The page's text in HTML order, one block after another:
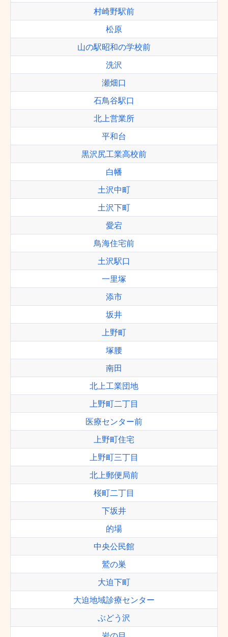
村崎野駅前
松原
山の駅昭和の学校前
洗沢
瀬畑口
石鳥谷駅口
北上営業所
平和台
黒沢尻工業高校前
白幡
土沢中町
土沢下町
愛宕
鳥海住宅前
土沢駅口
一里塚
添市
坂井
上野町
塚腰
南田
北上工業団地
上野町二丁目
医療センター前
上野町住宅
上野町三丁目
北上郵便局前
桜町二丁目
下坂井
的場
中央公民館
鷲の巣
大迫下町
大迫地域診療センター
ぶどう沢